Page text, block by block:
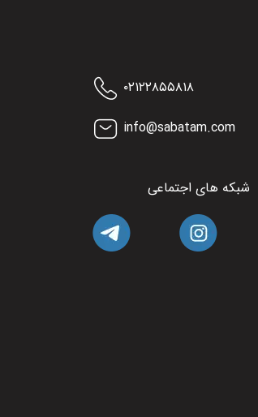
۰۲۱۲۲۸۵۵۸۱۸
info@sabatam.com
شبکه های اجتماعی